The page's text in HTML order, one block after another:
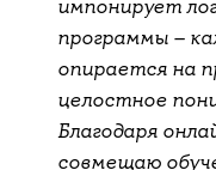
импонирует
программы –
опирается на
целостное
Благодаря
совмещаю